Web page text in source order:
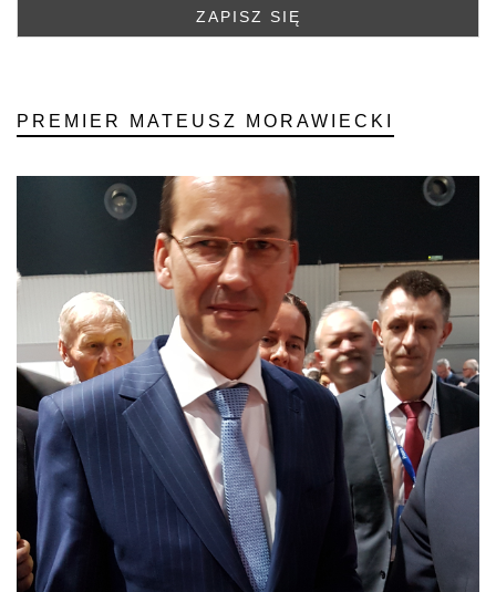
PREMIER MATEUSZ MORAWIECKI